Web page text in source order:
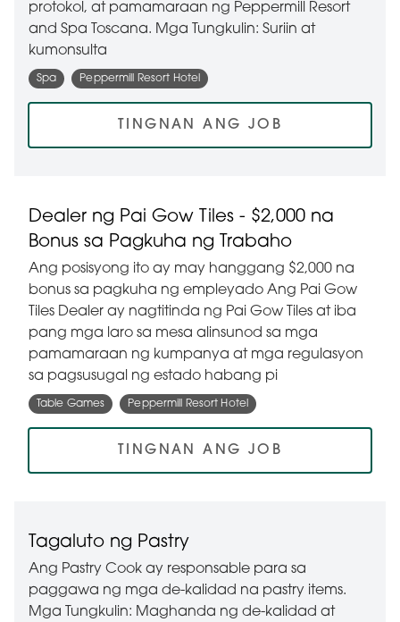
protokol, at pamamaraan ng Peppermill Resort
and Spa Toscana. Mga Tungkulin: Suriin at
kumonsulta
Spa Peppermill Resort Hotel
TINGNAN ANG JOB
Dealer ng Pai Gow Tiles - $2,000 na
Bonus sa Pagkuha ng Trabaho
Ang posisyong ito ay may hanggang $2,000 na
bonus sa pagkuha ng empleyado Ang Pai Gow
Tiles Dealer ay nagtitinda ng Pai Gow Tiles at iba
pang mga laro sa mesa alinsunod sa mga
pamamaraan ng kumpanya at mga regulasyon
sa pagsusugal ng estado habang pi
Table Games Peppermill Resort Hotel
TINGNAN ANG JOB
Tagaluto ng Pastry
Ang Pastry Cook ay responsable para sa
paggawa ng mga de-kalidad na pastry items.
Mga Tungkulin: Maghanda ng de-kalidad at